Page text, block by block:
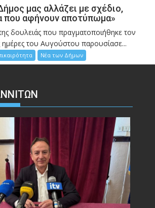
μας αλλάζει με σχέδιο,
που αφήνουν αποτύπωμα»
δουλειάς που πραγματοποιήθηκε τον
ημέρες του Αυγούστου παρουσίασε...
Νέα των Δήμων